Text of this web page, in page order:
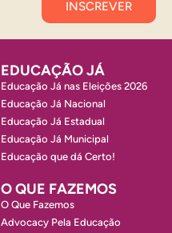
EDUCAÇÃO JÁ
Educação Já nas Eleições 2026
Educação Já Nacional
Educação Já Estadual
Educação Já Municipal
Educação que dá Certo!
O QUE FAZEMOS
O Que Fazemos
Advocacy Pela Educação